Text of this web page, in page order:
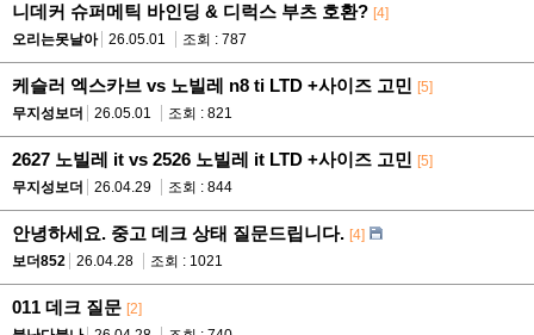
니데커 슈퍼메틱 바인딩 & 디럭스 부츠 호환? [4]
오리는못날아
26.05.01 조회 : 787
케슬러 엑스카브 vs 노빌레 n8 ti LTD +사이즈 고민 [5]
무지성보더
26.05.01 조회 : 821
2627 노빌레 it vs 2526 노빌레 it LTD +사이즈 고민 [5]
무지성보더
26.04.29 조회 : 844
안녕하세요. 중고 데크 상태 질문드립니다. [4]
보더852
26.04.28 조회 : 1021
011 데크 질문 [2]